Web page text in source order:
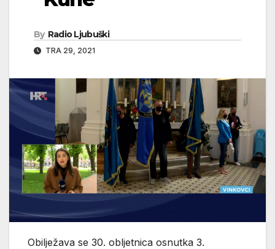
By Radio Ljubuški
TRA 29, 2021
Obilježava se 30. obljetnica osnutka 3.